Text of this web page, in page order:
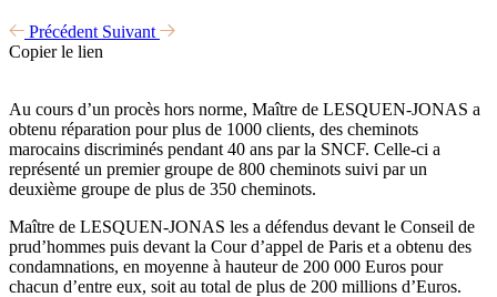
Précédent Suivant
Copier le lien
Au cours d’un procès hors norme, Maître de LESQUEN-JONAS a
obtenu réparation pour plus de 1000 clients, des cheminots
marocains discriminés pendant 40 ans par la SNCF. Celle-ci a
représenté un premier groupe de 800 cheminots suivi par un
deuxième groupe de plus de 350 cheminots.
Maître de LESQUEN-JONAS les a défendus devant le Conseil de
prud’hommes puis devant la Cour d’appel de Paris et a obtenu des
condamnations, en moyenne à hauteur de 200 000 Euros pour
chacun d’entre eux, soit au total de plus de 200 millions d’Euros.